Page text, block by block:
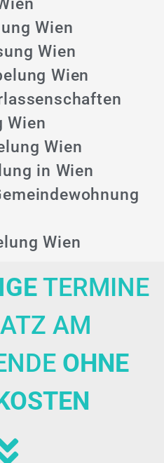
Wien
Wien
Wien
Wien
Wien
in Wien
Wien
TERMINE
AM
OHNE